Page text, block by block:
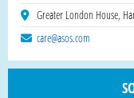
Greater London House,
care@asos.com